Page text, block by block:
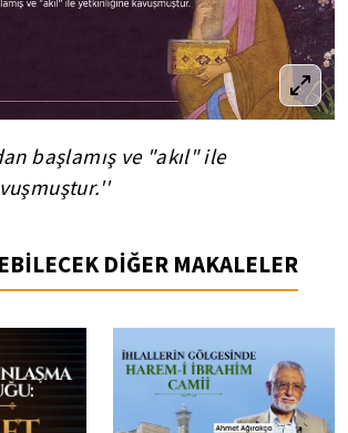
başlamış ve "akıl" ile
DİĞER MAKALELER